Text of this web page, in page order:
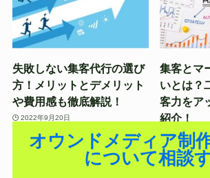
失敗しない集客代行の選び
方！メリットとデメリット
や費用感も徹底解説！
2022年9月20日
集客とマ
いとは？
客力をア
紹介！
2022年9月5
オウンドメディア制
について相談